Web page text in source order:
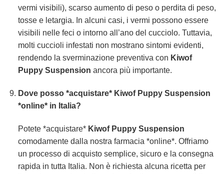
vermi visibili), scarso aumento di peso o perdita di peso,
tosse e letargia. In alcuni casi, i vermi possono essere
visibili nelle feci o intorno all’ano del cucciolo. Tuttavia,
molti cuccioli infestati non mostrano sintomi evidenti,
rendendo la sverminazione preventiva con Kiwof
Puppy Suspension ancora più importante.
Dove posso *acquistare* Kiwof Puppy Suspension
*online* in Italia?
Potete *acquistare* Kiwof Puppy Suspension
comodamente dalla nostra farmacia *online*. Offriamo
un processo di acquisto semplice, sicuro e la consegna
rapida in tutta Italia. Non è richiesta alcuna ricetta per